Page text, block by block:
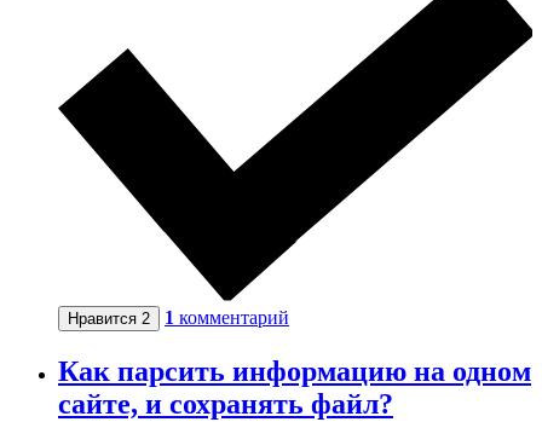
Нравится 2 1 комментарий
Как парсить информацию на одном
сайте, и сохранять файл?